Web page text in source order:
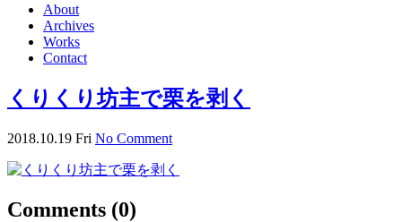
About
Archives
Works
Contact
くりくり坊主で栗を剥く
2018.10.19 Fri No Comment
Comments (0)